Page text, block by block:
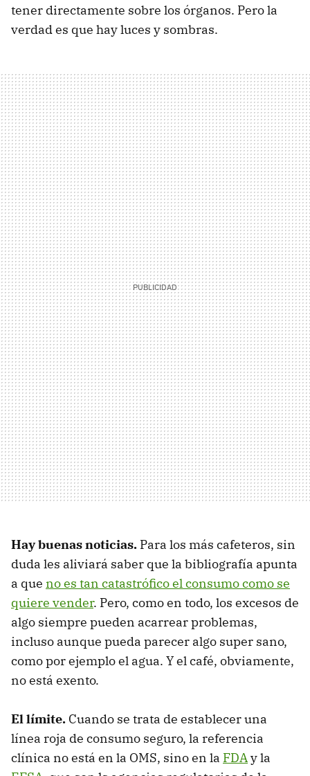
tener directamente sobre los órganos. Pero la
verdad es que hay luces y sombras.
Hay buenas noticias. Para los más cafeteros, sin
duda les aliviará saber que la bibliografía apunta
a que no es tan catastrófico el consumo como se
quiere vender. Pero, como en todo, los excesos de
algo siempre pueden acarrear problemas,
incluso aunque pueda parecer algo super sano,
como por ejemplo el agua. Y el café, obviamente,
no está exento.
El límite. Cuando se trata de establecer una
línea roja de consumo seguro, la referencia
clínica no está en la OMS, sino en la FDAy la